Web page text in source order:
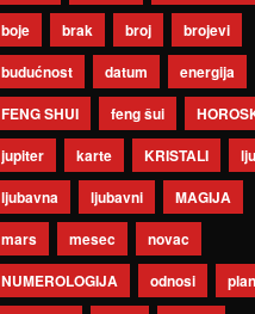
boje
brak broj
brojevi
budućnost
datum
energija
FENG SHUI
feng šui
jupiter
karte KRISTALI
ljubavna
ljubavni
MAGIJA
mars
mesec
novac
NUMEROLOGIJA
odnosi